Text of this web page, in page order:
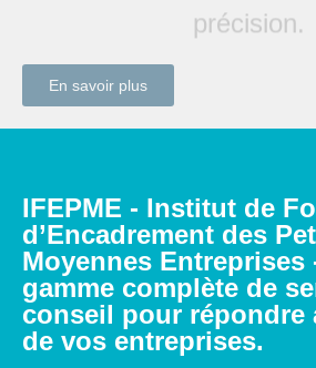
précision.
En savoir plus
IFEPME - Institut de
d’Encadrement des
Moyennes Entreprises
gamme complète de
conseil pour répondre
de vos entreprises.